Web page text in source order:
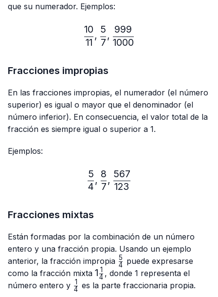
que su numerador. Ejemplos:
11
10
,
7
5
,
1000
999
Fracciones impropias
En las fracciones impropias, el numerador (el número
superior) es igual o mayor que el denominador (el
número inferior). En consecuencia, el valor total de la
fracción es siempre igual o superior a 1.
Ejemplos:
4
5
,
7
8
,
123
567
Fracciones mixtas
Están formadas por la combinación de un número
entero y una fracción propia. Usando un ejemplo
anterior, la fracción impropia \frac{5}
{4}
4
5
puede expresarse
como la fracción mixta 1\frac{1}
{4}
1 4
1 , donde 1 representa el
número entero y \frac{1}
4
1 es la parte fraccionaria propia.